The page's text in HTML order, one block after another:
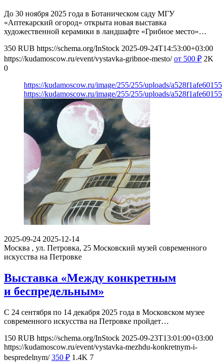
До 30 ноября 2025 года в Ботаническом саду МГУ
«Аптекарский огород» открыта новая выставка
художественной керамики в ландшафте «Грибное место»…
350 RUB https://schema.org/InStock 2025-09-24T14:53:00+03:00
https://kudamoscow.ru/event/vystavka-gribnoe-mesto/ от 500 ₽ 2K
0
https://kudamoscow.ru/image/255/255/uploads/
https://kudamoscow.ru/image/255/255/uploads/
2025-09-24 2025-12-14
Москва , ул. Петровка, 25 Московский музей современного
искусства на Петровке
Выставка «Между конкретным
и беспредельным»
С 24 сентября по 14 декабря 2025 года в Московском музее
современного искусства на Петровке пройдет…
150 RUB https://schema.org/InStock 2025-09-23T13:01:00+03:00
https://kudamoscow.ru/event/vystavka-mezhdu-konkretnym-i-
bespredelnym/ 350 ₽ 1.4K 7